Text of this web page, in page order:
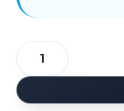
Количество
товара
Шкаф